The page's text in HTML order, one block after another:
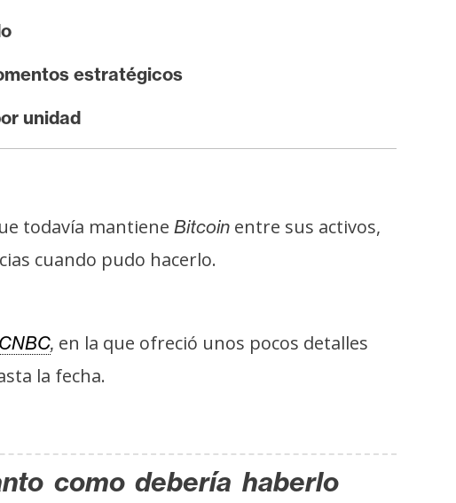
estratégicos
unidad
todavía mantiene Bitcoin entre sus activos,
cuando pudo hacerlo.
CNBC, en la que ofreció unos pocos detalles
la fecha.
como debería haberlo